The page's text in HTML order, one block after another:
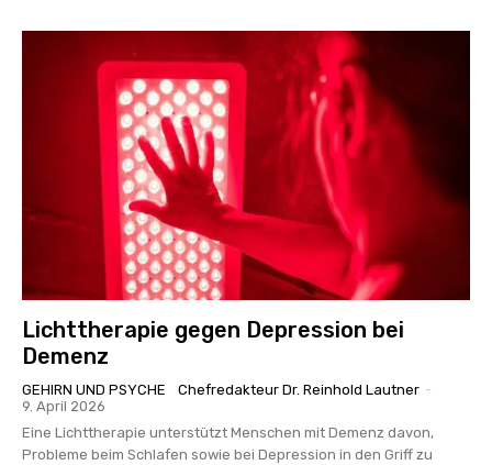
Lichttherapie gegen Depression bei
Demenz
GEHIRN UND PSYCHE Chefredakteur Dr. Reinhold Lautner -
9. April 2026
Eine Lichttherapie unterstützt Menschen mit Demenz davon,
Probleme beim Schlafen sowie bei Depression in den Griff zu